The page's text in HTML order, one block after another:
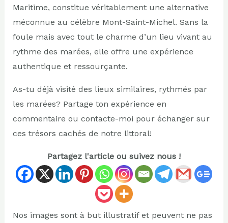
Maritime, constitue véritablement une alternative
méconnue au célèbre Mont-Saint-Michel. Sans la
foule mais avec tout le charme d’un lieu vivant au
rythme des marées, elle offre une expérience
authentique et ressourçante.
As-tu déjà visité des lieux similaires, rythmés par
les marées? Partage ton expérience en
commentaire ou contacte-moi pour échanger sur
ces trésors cachés de notre littoral!
Partagez l'article ou suivez nous !
Nos images sont à but illustratif et peuvent ne pas